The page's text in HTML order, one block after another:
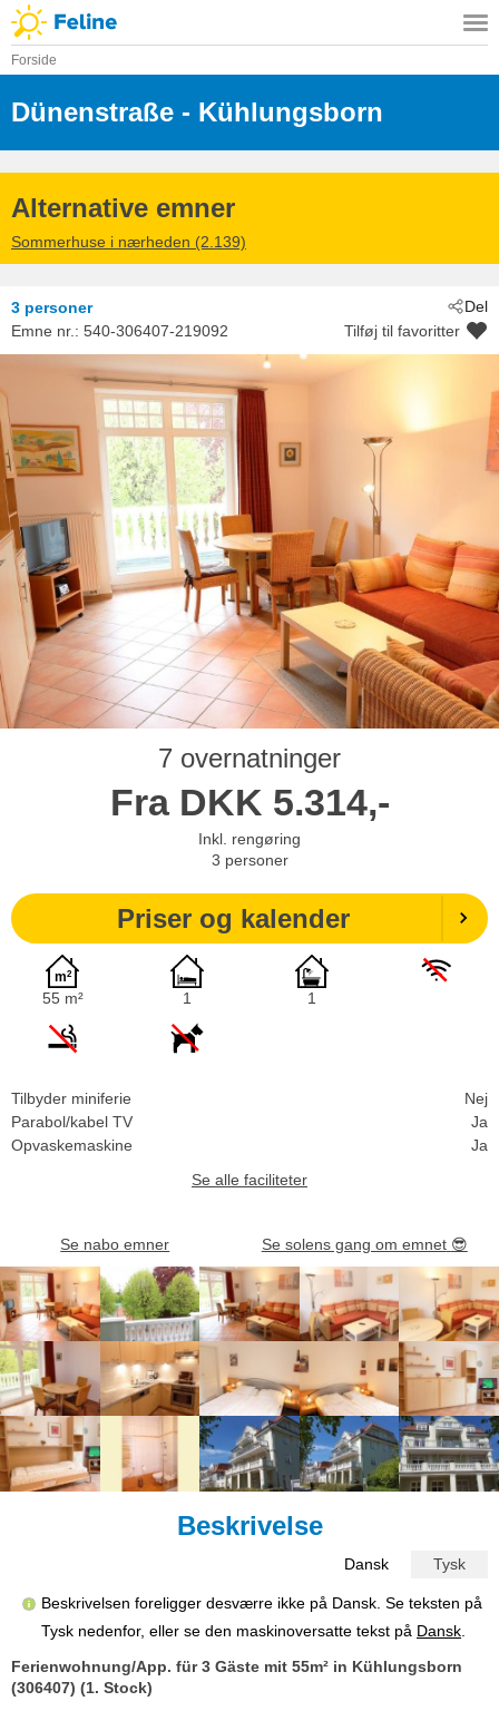
Forside
Dünenstraße
- 18225
- Kühlungsborn
Alternative emner
Sommerhuse i nærheden (2.139)
Del
3 personer
Emne nr.: 540-306407-219092 Tilføj til favoritter
7 overnatninger
Fra DKK 5.314,-
Inkl. rengøring
3 personer
Priser og kalender
55 m² 1 1
Tilbyder miniferie
Nej
Parabol/kabel TV
Ja
Opvaskemaskine
Ja
Se alle faciliteter
Se nabo emner Se solens gang om emnet 😎
Beskrivelse
Dansk Tysk
Beskrivelsen foreligger desværre ikke på Dansk. Se teksten på
Tysk nedenfor, eller se den maskinoversatte tekst på Dansk
Ferienwohnung/App. für 3 Gäste mit 55m² in Kühlungsborn
(306407) (1. Stock)